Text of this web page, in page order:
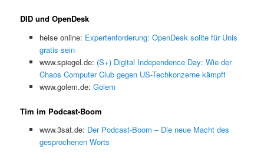
DID und OpenDesk
heise online: Expertenforderung: OpenDesk sollte für Unis
gratis sein
www.spiegel.de: (S+) Digital Independence Day: Wie der
Chaos Computer Club gegen US-Techkonzerne kämpft
www.golem.de: Golem
Tim im Podcast-Boom
www.3sat.de: Der Podcast-Boom – Die neue Macht des
gesprochenen Worts